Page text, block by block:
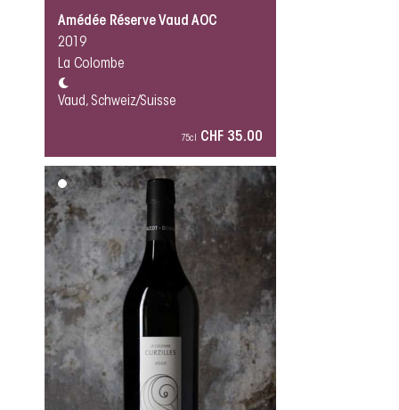
Amédée Réserve Vaud AOC
2019
La Colombe
Vaud, Schweiz/Suisse
75cl CHF 35.00